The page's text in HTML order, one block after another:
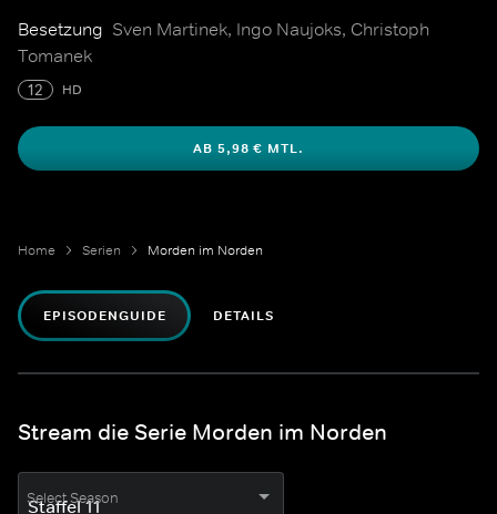
Besetzung Sven Martinek, Ingo Naujoks, Christoph
Tomanek
12 HD
AB 5,98 € MTL.
Home Serien Morden im Norden
EPISODENGUIDE DETAILS
Stream die Serie Morden im Norden
Select Season